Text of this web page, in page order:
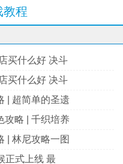
教程
买什么好 决斗
买什么好 决斗
| 超简单的圣遗
攻略 | 千织培养
| 林尼攻略一图
正式上线 最